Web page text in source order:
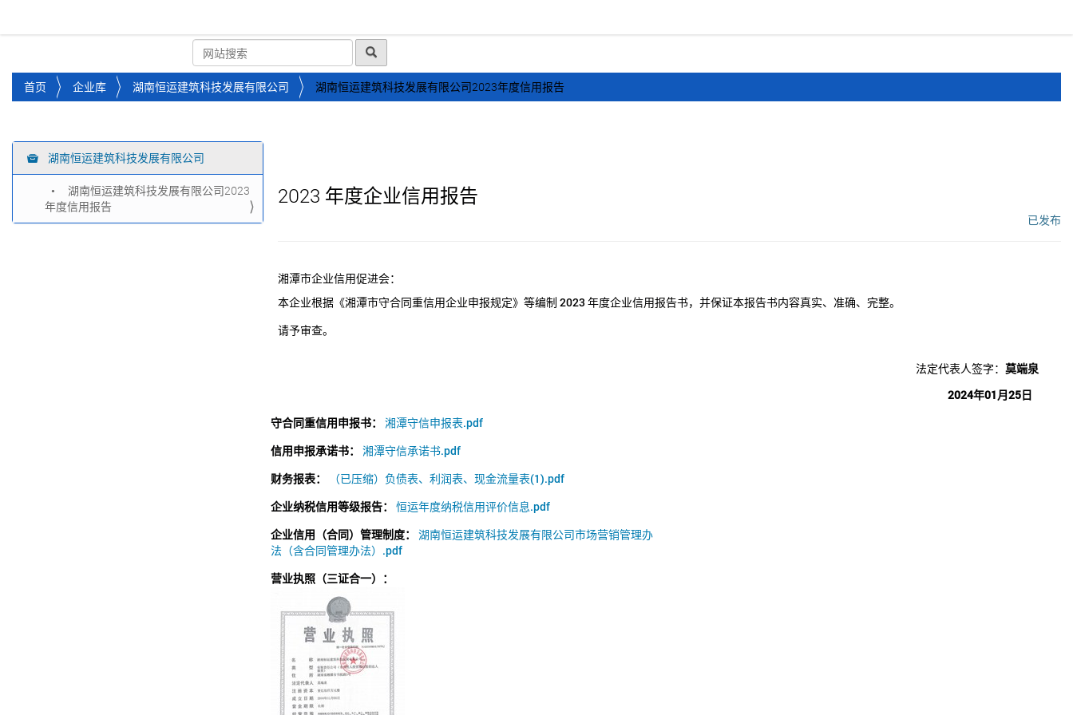
您
位
首页 企业库 湖南恒运建筑科技发展有限公司 湖南恒运建筑科技发展有限公司2023年度信用报告
导
航
湖南恒运建筑科技发展有限公司
湖南恒运建筑科技发展有限公司2023
年度信用报告
2023 年度企业信用报告
已发布
湘潭市企业信用促进会：
本企业根据《湘潭市守合同重信用企业申报规定》等编制 2023 年度企业信用报告书，并保证本报告书内容真实、准确、完整。
请予审查。
法定代表人签字： 莫端泉
2024年01月25日
守合同重信用申报书：
湘潭守信申报表.pdf
信用申报承诺书：
湘潭守信承诺书.pdf
财务报表：
（已压缩）负债表、利润表、现金流量表(1).pdf
企业纳税信用等级报告：
恒运年度纳税信用评价信息.pdf
企业信用（合同）管理制度：
湖南恒运建筑科技发展有限公司市场营销管理办
法（含合同管理办法）.pdf
营业执照（三证合一）：